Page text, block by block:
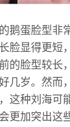
鹅蛋脸型非
脸显得更短
的脸型较长
几岁。然而
这种刘海可
更加突出这